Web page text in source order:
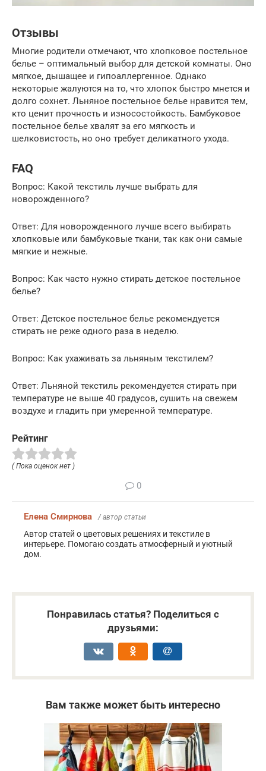
Отзывы
Многие родители отмечают, что хлопковое постельное
белье – оптимальный выбор для детской комнаты. Оно
мягкое, дышащее и гипоаллергенное. Однако
некоторые жалуются на то, что хлопок быстро мнется и
долго сохнет. Льняное постельное белье нравится тем,
кто ценит прочность и износостойкость. Бамбуковое
постельное белье хвалят за его мягкость и
шелковистость, но оно требует деликатного ухода.
FAQ
Вопрос: Какой текстиль лучше выбрать для
новорожденного?
Ответ: Для новорожденного лучше всего выбирать
хлопковые или бамбуковые ткани, так как они самые
мягкие и нежные.
Вопрос: Как часто нужно стирать детское постельное
белье?
Ответ: Детское постельное белье рекомендуется
стирать не реже одного раза в неделю.
Вопрос: Как ухаживать за льняным текстилем?
Ответ: Льняной текстиль рекомендуется стирать при
температуре не выше 40 градусов, сушить на свежем
воздухе и гладить при умеренной температуре.
Рейтинг
( Пока оценок нет )
0
Елена Смирнова / автор статьи
Автор статей о цветовых решениях и текстиле в
интерьере. Помогаю создать атмосферный и уютный
дом.
Понравилась статья? Поделиться с
друзьями:
Вам также может быть интересно